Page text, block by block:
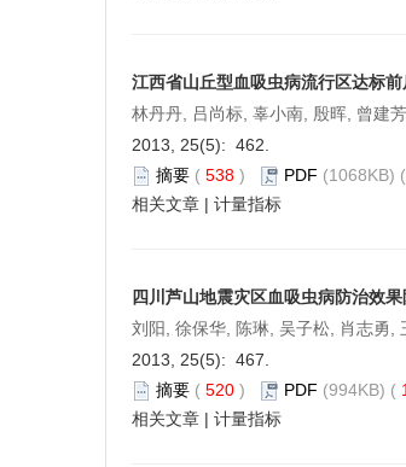
江西省山丘型血吸虫病流行区达标
林丹丹, 吕尚标, 辜小南, 殷晖, 曾建
2013, 25(5): 462.
摘要 ( 538 ) PDF (1068KB) (
相关文章 | 计量指标
四川芦山地震灾区血吸虫病防治效
刘阳, 徐保华, 陈琳, 吴子松, 肖志勇,
2013, 25(5): 467.
摘要 ( 520 ) PDF (994KB) (
相关文章 | 计量指标